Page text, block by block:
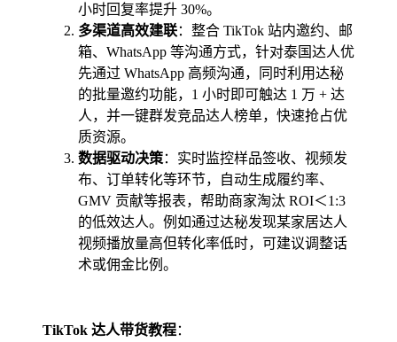
小时回复率提升 30%。
多渠道高效建联：整合 TikTok 站内邀约、邮
箱、WhatsApp 等沟通方式，针对泰国达人优
先通过 WhatsApp 高频沟通，同时利用达秘
的批量邀约功能，1 小时即可触达 1 万 + 达
人，并一键群发竞品达人榜单，快速抢占优
质资源。
数据驱动决策：实时监控样品签收、视频发
布、订单转化等环节，自动生成履约率、
GMV 贡献等报表，帮助商家淘汰 ROI＜1:3
的低效达人。例如通过达秘发现某家居达人
视频播放量高但转化率低时，可建议调整话
术或佣金比例。
TikTok 达人带货教程：